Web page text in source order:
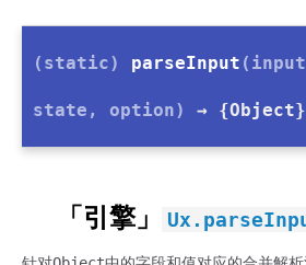
(static) parseInput
state, option) → {Object}
「引擎」